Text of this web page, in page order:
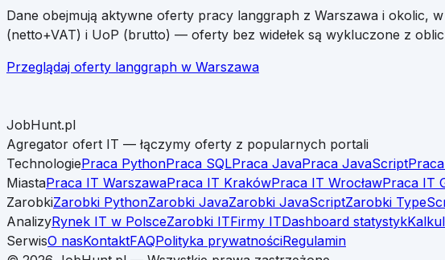
Dane obejmują aktywne oferty pracy langgraph z Warszawa i okolic,
(netto+VAT) i UoP (brutto) — oferty bez widełek są wykluczone z
Przeglądaj oferty langgraph w Warszawa
JobHunt.pl
Agregator ofert IT — łączymy oferty z popularnych portali
TechnologiePraca PythonPraca SQLPraca JavaPraca JavaScript
MiastaPraca IT WarszawaPraca IT KrakówPraca IT WrocławPraca IT
ZarobkiZarobki PythonZarobki JavaZarobki JavaScriptZarobki
AnalizyRynek IT w PolsceZarobki ITFirmy ITDashboard statystyk
SerwisO nasKontaktFAQPolityka prywatnościRegulamin